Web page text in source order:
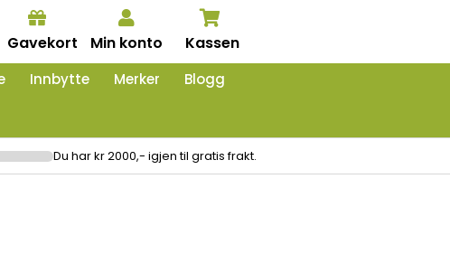
Gavekort Min konto Kassen
Innbytte Merker Blogg
Du har kr 2000,- igjen til gratis frakt.